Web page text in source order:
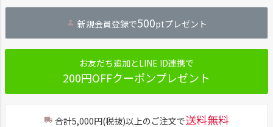
ジト
へ
新規会員登録で500ptプレゼント
お友だち追加とLINE ID連携で
200円OFFクーポンプレゼント
合計5,000円(税抜)以上のご注文で送料無料